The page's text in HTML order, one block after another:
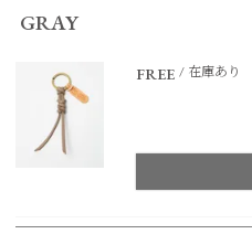
GRAY
FREE 在庫あり